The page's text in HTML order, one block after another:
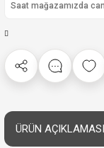
Saat mağazamızda
ÜRÜN AÇIKLAMASI